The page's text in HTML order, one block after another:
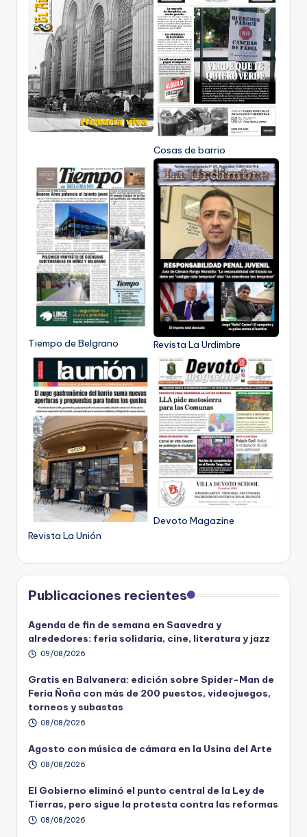
Cosas de barrio
Tiempo de Belgrano Revista La Urdimbre
Revista La Unión
Devoto Magazine
Publicaciones recientes
Agenda de fin de semana en Saavedra y
alrededores: feria solidaria, cine, literatura y jazz
09/08/2026
Gratis en Balvanera: edición sobre Spider-Man de
Feria Ñoña con más de 200 puestos, videojuegos,
torneos y subastas
08/08/2026
Agosto con música de cámara en la Usina del Arte
08/08/2026
El Gobierno eliminó el punto central de la Ley de
Tierras, pero sigue la protesta contra las reformas
08/08/2026